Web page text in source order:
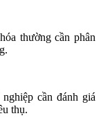
thường cần phân
cần đánh giá
thụ.